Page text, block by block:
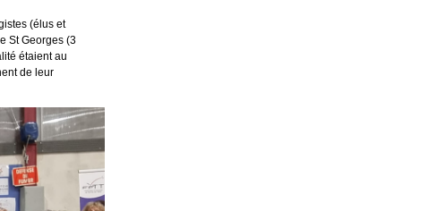
(élus et
St Georges (3
étaient au
de leur